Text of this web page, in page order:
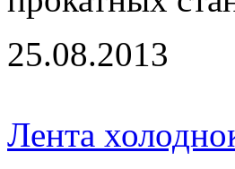
25.08.2013
Лента